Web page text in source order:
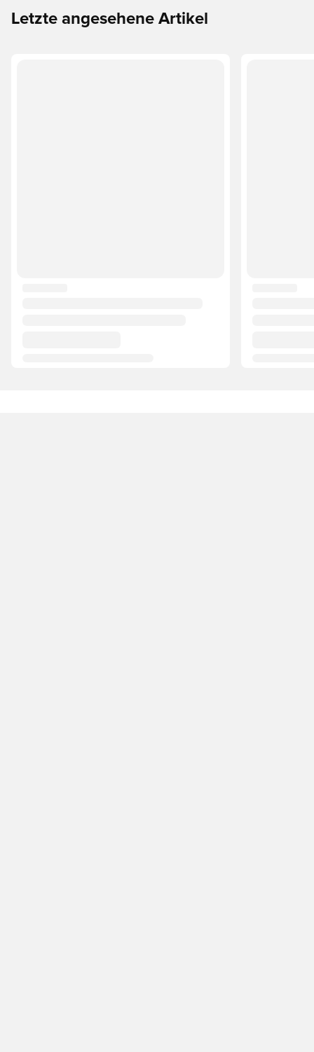
Letzte angesehene Artikel